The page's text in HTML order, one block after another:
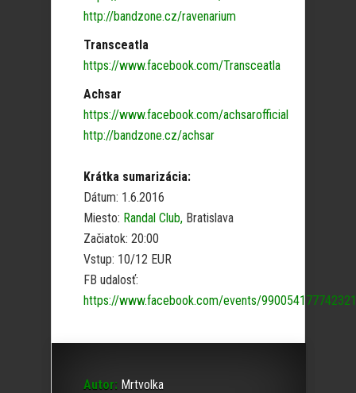
http://bandzone.cz/ravenarium
Transceatla
https://www.facebook.com/Transceatla
Achsar
https://www.facebook.com/achsarofficial
http://bandzone.cz/achsar
Krátka sumarizácia:
Dátum: 1.6.2016
Miesto: Randal Club, Bratislava
Začiatok: 20:00
Vstup: 10/12 EUR
FB udalosť:
https://www.facebook.com/events/
Autor: Mrtvolka